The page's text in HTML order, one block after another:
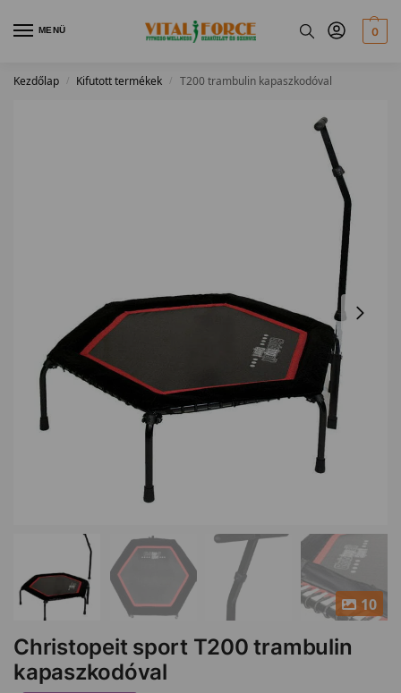
MENÜ 0
Kezdőlap / Kifutott termékek / T200 trambulin kapaszkodóval
10
Christopeit sport T200 trambulin
kapaszkodóval